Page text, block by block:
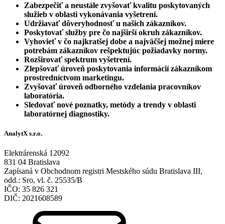
Zabezpečiť a neustále zvyšovať kvalitu poskytovaných
služieb v oblasti vykonávania vyšetrení.
Udržiavať dôveryhodnosť u našich zákazníkov.
Poskytovať služby pre čo najširší okruh zákazníkov.
Vyhovieť v čo najkratšej dobe a najväčšej možnej miere
potrebám zákazníkov rešpektujúc požiadavky normy.
Rozširovať spektrum vyšetrení.
Zlepšovať úroveň poskytovania informácií zákazníkom
prostredníctvom marketingu.
Zvyšovať úroveň odborného vzdelania pracovníkov
laboratória.
Sledovať nové poznatky, metódy a trendy v oblasti
laboratórnej diagnostiky.
AnalytX s.r.o.
Elektrárenská 12092
831 04 Bratislava
Zapísaná v Obchodnom registri Mestského súdu Bratislava III,
odd.: Sro, vl. č. 25535/B
IČO: 35 826 321
DIČ: 2021608589